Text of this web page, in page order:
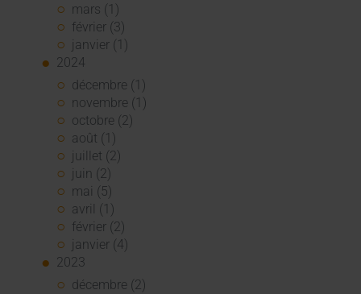
mars (1)
février (3)
janvier (1)
2024
décembre (1)
novembre (1)
octobre (2)
août (1)
juillet (2)
juin (2)
mai (5)
avril (1)
février (2)
janvier (4)
2023
décembre (2)